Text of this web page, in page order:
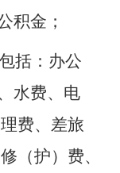
积金；
括：办公
水费、电
费、差旅
（护）费、